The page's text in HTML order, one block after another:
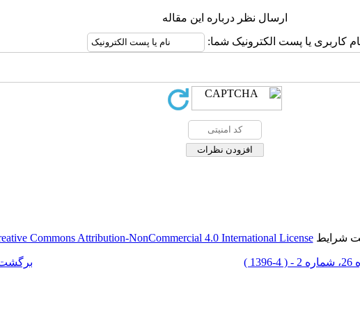
ارسال نظر درباره این مقاله
کاربری یا پست الکترونیک شما:
شرایطCommons Attribution-NonCommercial 4.0 International License
)